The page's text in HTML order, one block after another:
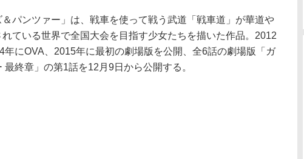
パンツァー」は、戦車を使って戦う武道「戦車道」が華道や
ている世界で全国大会を目指す少女たちを描いた作品。2012
年にOVA、2015年に最初の劇場版を公開、全6話の劇場版「ガ
最終章」の第1話を12月9日から公開する。